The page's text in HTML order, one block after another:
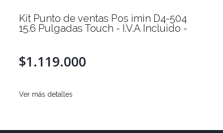
Kit Punto de ventas Pos imin D4-504
15.6 Pulgadas Touch - I.V.A Incluido -
$1.119.000
Ver más detalles